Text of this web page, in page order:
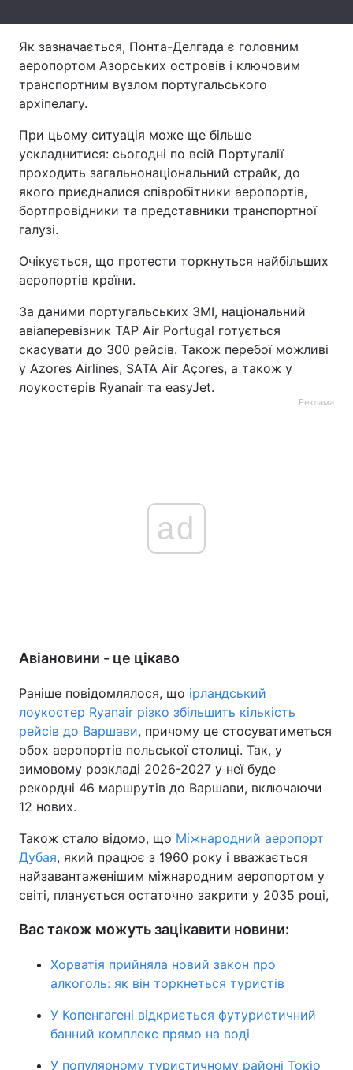
Як зазначається, Понта-Делгада є головним
аеропортом Азорських островів і ключовим
транспортним вузлом португальського
архіпелагу.
При цьому ситуація може ще більше
ускладнитися: сьогодні по всій Португалії
проходить загальнонаціональний страйк, до
якого приєдналися співробітники аеропортів,
бортпровідники та представники транспортної
галузі.
Очікується, що протести торкнуться найбільших
аеропортів країни.
За даними португальських ЗМІ, національний
авіаперевізник TAP Air Portugal готується
скасувати до 300 рейсів. Також перебої можливі
у Azores Airlines, SATA Air Açores, а також у
лоукостерів Ryanair та easyJet.
Реклама
ad
Авіановини - це цікаво
Раніше повідомлялося, що ірландський
лоукостер Ryanair різко збільшить кількість
рейсів до Варшави, причому це стосуватиметься
обох аеропортів польської столиці. Так, у
зимовому розкладі 2026-2027 у неї буде
рекордні 46 маршрутів до Варшави, включаючи
12 нових.
Також стало відомо, що Міжнародний аеропорт
Дубая, який працює з 1960 року і вважається
найзавантаженішим міжнародним аеропортом у
світі, планується остаточно закрити у 2035 році,
Вас також можуть зацікавити новини:
Хорватія прийняла новий закон про
алкоголь: як він торкнеться туристів
У Копенгагені відкриється футуристичний
банний комплекс прямо на воді
У популярному туристичному районі Токіо